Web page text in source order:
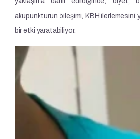
akupunkturun bileşimi, KBH ilerlemesini
bir etki yaratabiliyor.